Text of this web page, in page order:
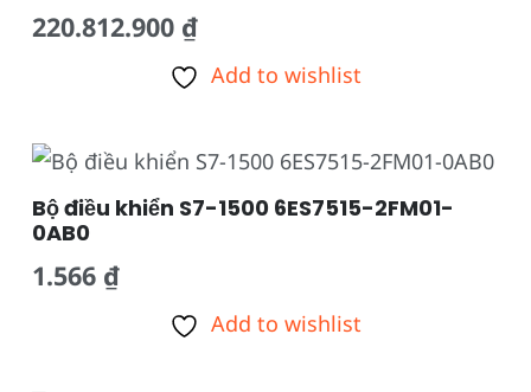
220.812.900 ₫
Add to wishlist
Bộ điều khiển S7-1500 6ES7515-2FM01-
0AB0
1.566 ₫
Add to wishlist